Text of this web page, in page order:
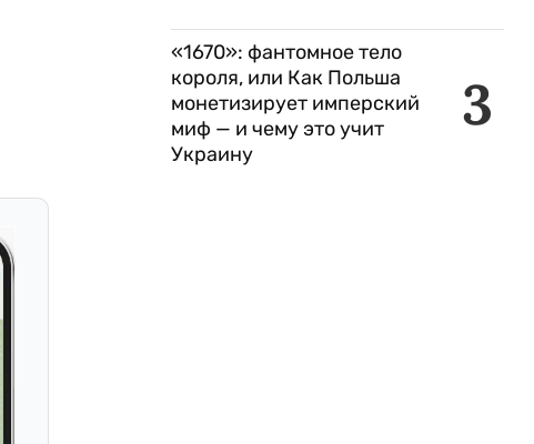
3
«1670»: фантомное тело
короля, или Как Польша
монетизирует имперский
миф — и чему это учит
Украину